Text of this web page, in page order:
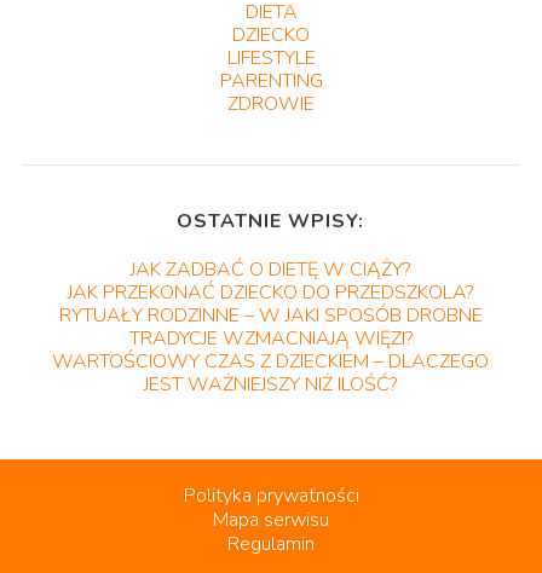
DIETA
DZIECKO
LIFESTYLE
PARENTING
ZDROWIE
OSTATNIE WPISY:
JAK ZADBAĆ O DIETĘ W CIĄŻY?
JAK PRZEKONAĆ DZIECKO DO PRZEDSZKOLA?
RYTUAŁY RODZINNE – W JAKI SPOSÓB DROBNE
TRADYCJE WZMACNIAJĄ WIĘZI?
WARTOŚCIOWY CZAS Z DZIECKIEM – DLACZEGO
JEST WAŻNIEJSZY NIŻ ILOŚĆ?
Polityka prywatności
Mapa serwisu
Regulamin